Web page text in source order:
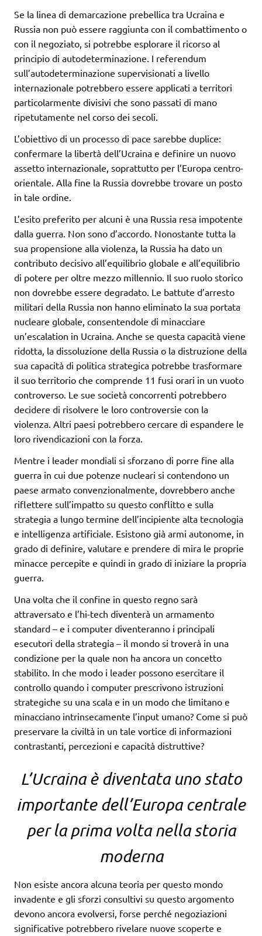
Se la linea di demarcazione prebellica tra Ucraina e
Russia non può essere raggiunta con il combattimento o
con il negoziato, si potrebbe esplorare il ricorso al
principio di autodeterminazione. I referendum
sull’autodeterminazione supervisionati a livello
internazionale potrebbero essere applicati a territori
particolarmente divisivi che sono passati di mano
ripetutamente nel corso dei secoli.
L’obiettivo di un processo di pace sarebbe duplice:
confermare la libertà dell’Ucraina e definire un nuovo
assetto internazionale, soprattutto per l’Europa centro-
orientale. Alla fine la Russia dovrebbe trovare un posto
in tale ordine.
L’esito preferito per alcuni è una Russia resa impotente
dalla guerra. Non sono d’accordo. Nonostante tutta la
sua propensione alla violenza, la Russia ha dato un
contributo decisivo all’equilibrio globale e all’equilibrio
di potere per oltre mezzo millennio. Il suo ruolo storico
non dovrebbe essere degradato. Le battute d’arresto
militari della Russia non hanno eliminato la sua portata
nucleare globale, consentendole di minacciare
un’escalation in Ucraina. Anche se questa capacità viene
ridotta, la dissoluzione della Russia o la distruzione della
sua capacità di politica strategica potrebbe trasformare
il suo territorio che comprende 11 fusi orari in un vuoto
controverso. Le sue società concorrenti potrebbero
decidere di risolvere le loro controversie con la
violenza. Altri paesi potrebbero cercare di espandere le
loro rivendicazioni con la forza.
Mentre i leader mondiali si sforzano di porre fine alla
guerra in cui due potenze nucleari si contendono un
paese armato convenzionalmente, dovrebbero anche
riflettere sull’impatto su questo conflitto e sulla
strategia a lungo termine dell’incipiente alta tecnologia
e intelligenza artificiale. Esistono già armi autonome, in
grado di definire, valutare e prendere di mira le proprie
minacce percepite e quindi in grado di iniziare la propria
guerra.
Una volta che il confine in questo regno sarà
attraversato e l’hi-tech diventerà un armamento
standard – e i computer diventeranno i principali
esecutori della strategia – il mondo si troverà in una
condizione per la quale non ha ancora un concetto
stabilito. In che modo i leader possono esercitare il
controllo quando i computer prescrivono istruzioni
strategiche su una scala e in un modo che limitano e
minacciano intrinsecamente l’input umano? Come si può
preservare la civiltà in un tale vortice di informazioni
contrastanti, percezioni e capacità distruttive?
L’Ucraina è diventata uno stato
importante dell’Europa centrale
per la prima volta nella storia
moderna
Non esiste ancora alcuna teoria per questo mondo
invadente e gli sforzi consultivi su questo argomento
devono ancora evolversi, forse perché negoziazioni
significative potrebbero rivelare nuove scoperte e